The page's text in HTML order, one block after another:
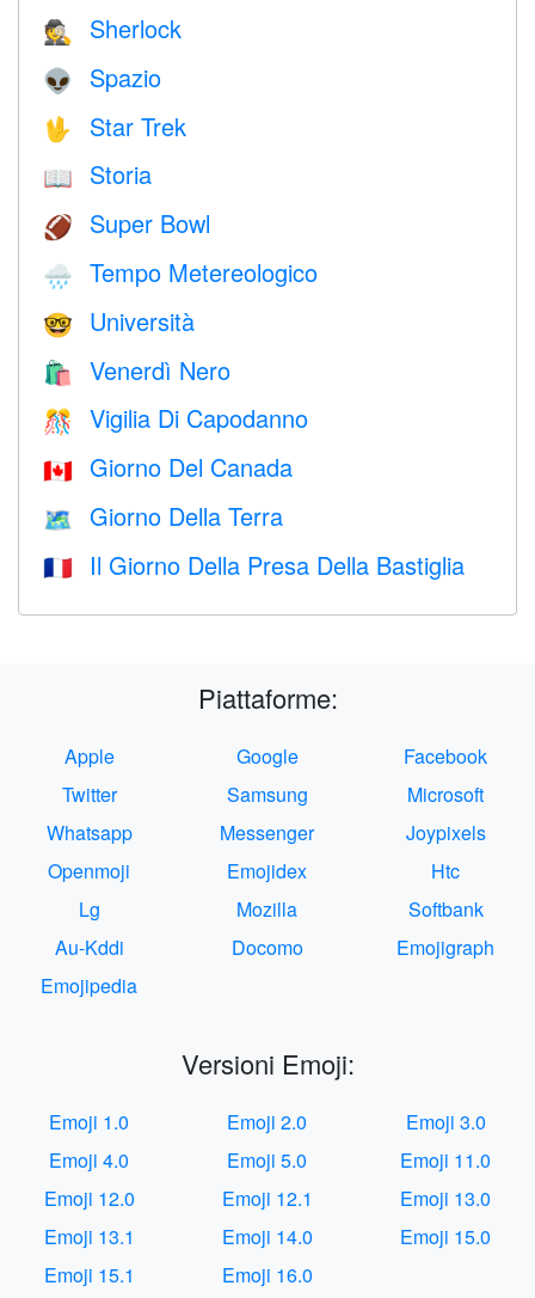
🕵️ Sherlock
👽 Spazio
🖖 Star Trek
📖 Storia
🏈 Super Bowl
🌧 Tempo Metereologico
🤓 Università
🛍 Venerdì Nero
🎊 Vigilia Di Capodanno
🇨🇦 Giorno Del Canada
🗺️ Giorno Della Terra
🇫🇷 Il Giorno Della Presa Della Bastiglia
Piattaforme:
Apple Google
Facebook
Twitter
Samsung
Microsoft
Whatsapp
Messenger
Joypixels
Openmoji
Emojidex
Htc
Lg
Mozilla
Softbank
Au-Kddi
Docomo
Emojigraph
Emojipedia
Versioni Emoji:
Emoji 1.0 Emoji 2.0
Emoji 3.0
Emoji 4.0
Emoji 5.0
Emoji 11.0
Emoji 12.0
Emoji 12.1
Emoji 13.0
Emoji 13.1
Emoji 14.0
Emoji 15.0
Emoji 15.1
Emoji 16.0